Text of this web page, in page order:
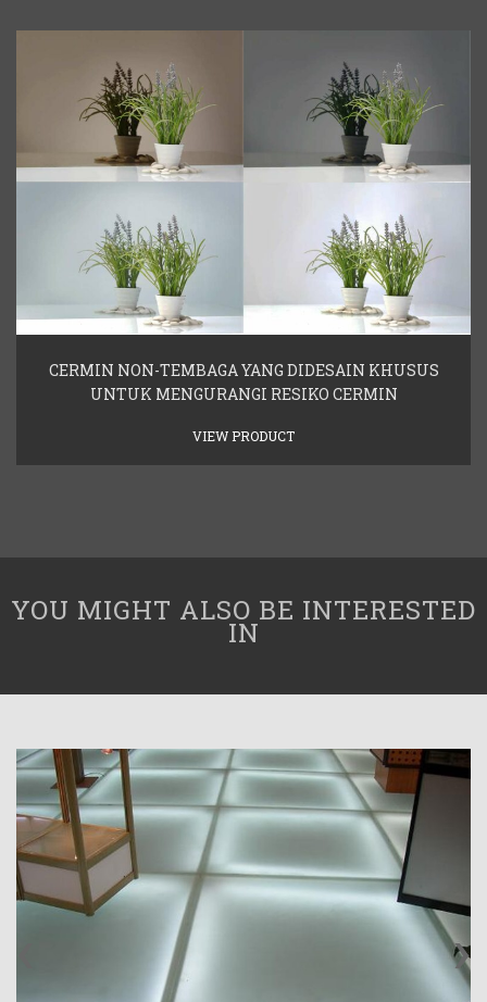
CERMIN NON-TEMBAGA YANG DIDESAIN KHUSUS
UNTUK MENGURANGI RESIKO CERMIN
VIEW PRODUCT
YOU MIGHT ALSO BE INTERESTED
IN
‹ ›